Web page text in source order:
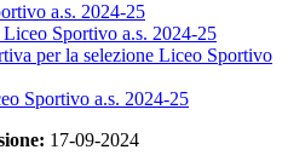
a.s. 2024-25
Sportivo a.s. 2024-25
per la selezione Liceo Sportivo
Sportivo a.s. 2024-25
17-09-2024